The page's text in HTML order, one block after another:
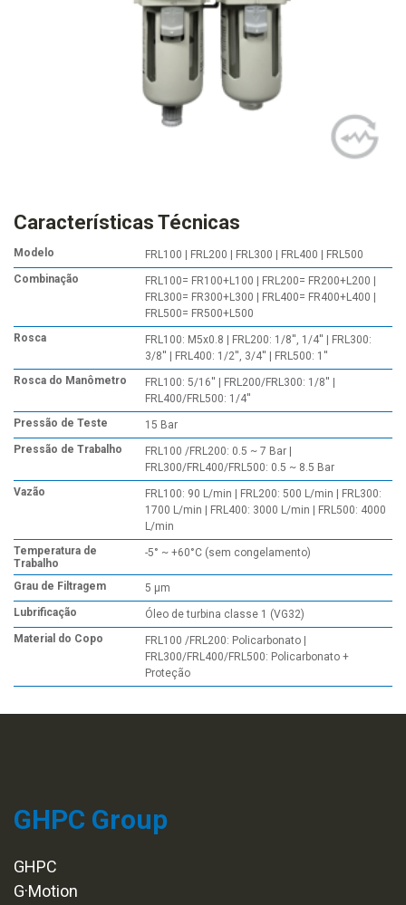
Características Técnicas
Modelo
FRL100 | FRL200 | FRL300 | FRL400 | FRL500
Combinação
FRL100= FR100+L100 | FRL200= FR200+L200 |
FRL300= FR300+L300 | FRL400= FR400+L400 |
FRL500= FR500+L500
Rosca
FRL100: M5x0.8 | FRL200: 1/8'', 1/4'' | FRL300:
3/8'' | FRL400: 1/2'', 3/4'' | FRL500: 1''
Rosca do Manômetro
FRL100: 5/16'' | FRL200/FRL300: 1/8'' |
FRL400/FRL500: 1/4''
Pressão de Teste
15 Bar
Pressão de Trabalho
FRL100 /FRL200: 0.5 ~ 7 Bar |
FRL300/FRL400/FRL500: 0.5 ~ 8.5 Bar
Vazão
FRL100: 90 L/min | FRL200: 500 L/min | FRL300:
1700 L/min | FRL400: 3000 L/min | FRL500: 4000
L/min
Temperatura de
Trabalho
-5° ~ +60°C (sem congelamento)
Grau de Filtragem
5 µm
Lubrificação
Óleo de turbina classe 1 (VG32)
Material do Copo
FRL100 /FRL200: Policarbonato |
FRL300/FRL400/FRL500: Policarbonato +
Proteção
GHPC Group
GHPC
G·Motion